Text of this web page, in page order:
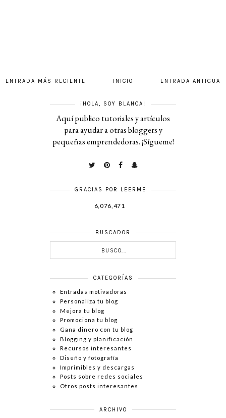
ENTRADA MÁS RECIENTE ENTRADA ANTIGUA
INICIO
¡HOLA, SOY BLANCA!
Aquí publico tutoriales y artículos
para ayudar a otras bloggers y
pequeñas emprendedoras. ¡Sígueme!
GRACIAS POR LEERME
6,076,471
BUSCADOR
CATEGORÍAS
Entradas motivadoras
Personaliza tu blog
Mejora tu blog
Promociona tu blog
Gana dinero con tu blog
Blogging y planificación
Recursos interesantes
Diseño y fotografía
Imprimibles y descargas
Posts sobre redes sociales
Otros posts interesantes
ARCHIVO